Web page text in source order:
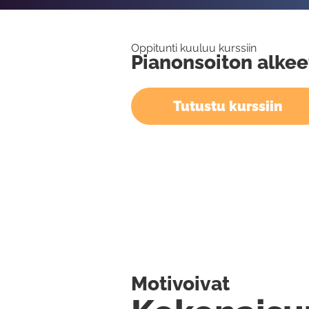
Oppitunti kuuluu kurssiin
Pianonsoiton
Tutustu kurssiin
Motivoivat